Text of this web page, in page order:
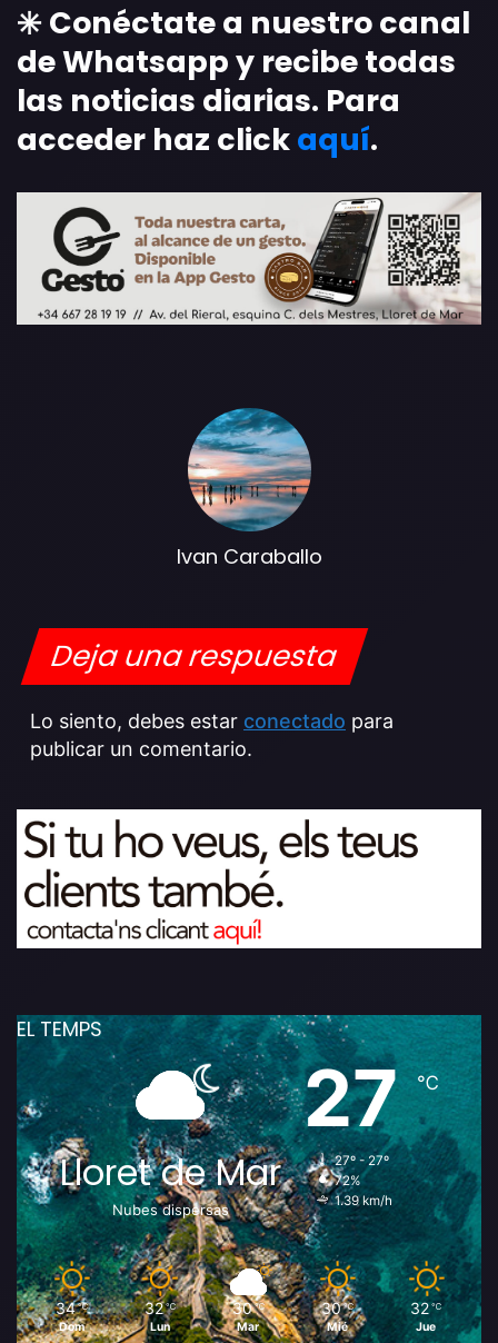
✳️ Conéctate a nuestro canal
de Whatsapp y recibe todas
las noticias diarias. Para
acceder haz clickaquí.
Ivan Caraballo
Deja una respuesta
Lo siento, debes estar conectado para
publicar un comentario.
EL TEMPS
Lloret de Mar
Nubes dispersas
27℃
27º - 27º
72%
1.39 km/h
34 ℃
Dom
32 ℃
Lun
30 ℃
Mar
30 ℃
Mié
32 ℃
Jue